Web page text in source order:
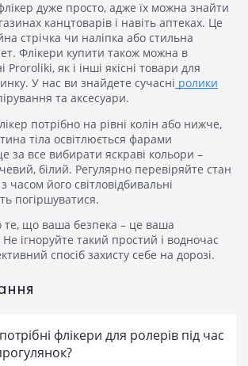
дуже просто, адже їх можна знайти
канцтоварів і навіть аптеках. Це
стрічка чи наліпка або стильна
Флікери купити також можна в
Proroliki, як і інші якісні товари для
У нас ви знайдете сучасні ролики
та аксесуари.
потрібно на рівні колін або нижче,
тіла освітлюється фарами
за все вибирати яскраві кольори –
білий. Регулярно перевіряйте стан
часом його світловідбивальні
погіршуватися.
те, що ваша безпека – це ваша
Не ігноруйте такий простий і водночас
спосіб захисту себе на дорозі.
флікери для ролерів під час